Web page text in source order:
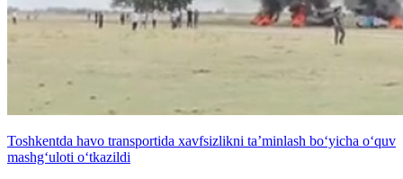
Toshkentda havo transportida xavfsizlikni ta’minlash bo‘yicha o‘quv
mashg‘uloti o‘tkazildi